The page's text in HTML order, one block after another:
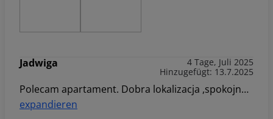
Jadwiga
4 Tage, Juli 2025
Hinzugefügt: 13.7.2025
Polecam apartament. Dobra lokalizacja ,spokojna okolica. Wszystko ok.
expandieren